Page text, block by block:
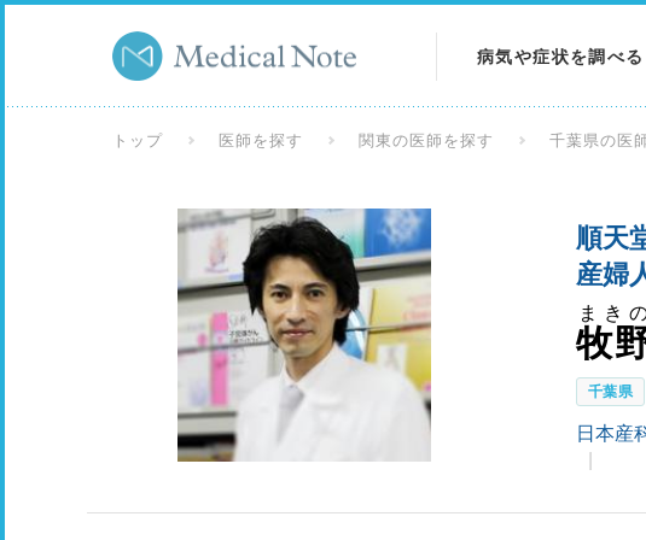
病気や症状を調べる
検査を調べる
トップ 医師を探す 関東の医師を探す 千葉県の医
順天
産婦
牧
まき
千葉県
日本産